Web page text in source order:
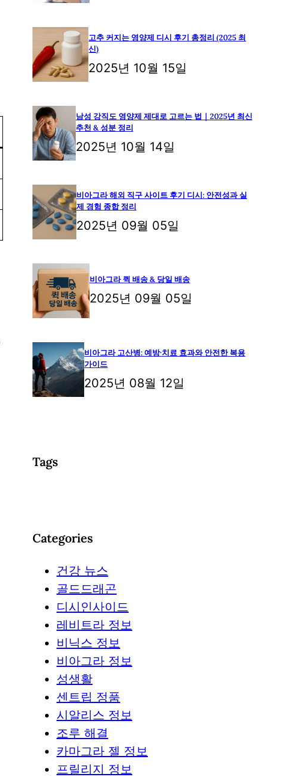
고추 커지는 영양제 디시 후기 총정리 (2025 최
신)
2025년 10월 15일
남성 강직도 영양제 제대로 고르는 법｜2025년 최신
추천 & 성분 정리
2025년 10월 14일
비아그라 해외 직구 사이트 후기 디시: 안전성과 실
제 경험 종합 정리
2025년 09월 05일
비아그라 퀵 배송 & 당일 배송
2025년 09월 05일
비아그라 고산병: 예방·치료 효과와 안전한 복용
가이드
2025년 08월 12일
Tags
Categories
건강 뉴스
골드드래곤
디시인사이드
레비트라 정보
비닉스 정보
비아그라 정보
성생활
센트립 정품
시알리스 정보
조루 해결
카마그라 젤 정보
프릴리지 정보